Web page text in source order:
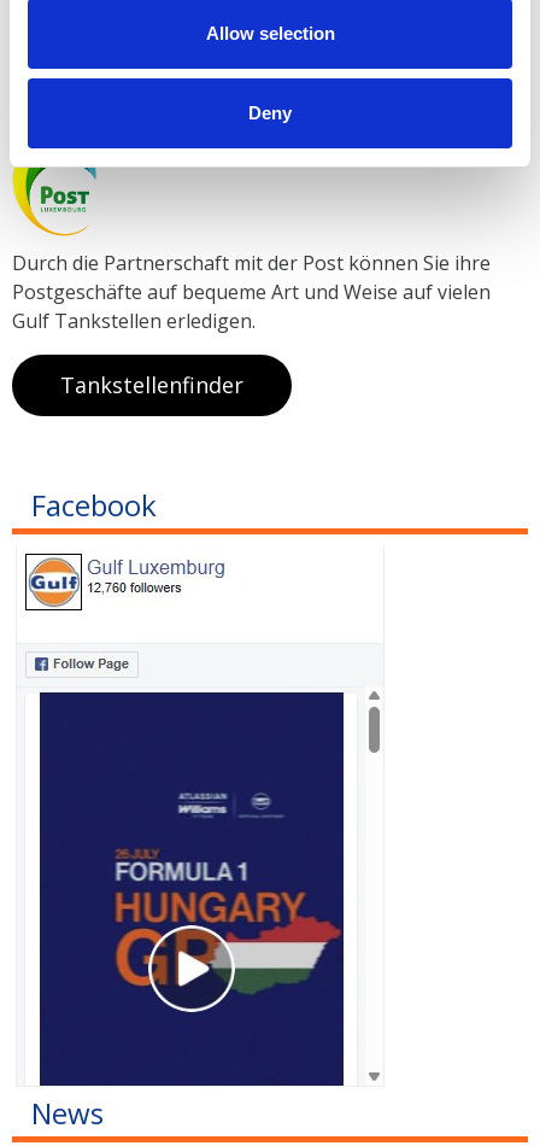
Allow selection
Deny
Unser Autopflege und Carwash Premium Partner.
Durch die Partnerschaft mit der Post können Sie ihre
Postgeschäfte auf bequeme Art und Weise auf vielen
Gulf Tankstellen erledigen.
Tankstellenfinder
Facebook
News